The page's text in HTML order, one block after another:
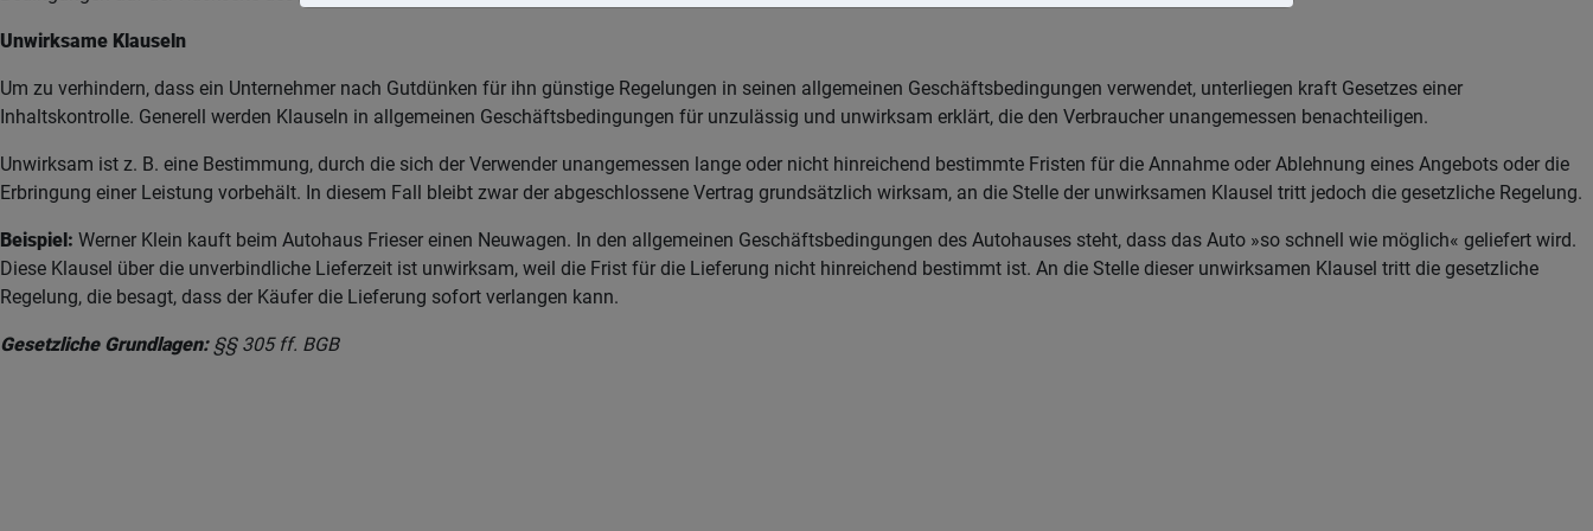
Unwirksame Klauseln
Um zu verhindern, dass ein Unternehmer nach Gutdünken für ihn günstige Regelungen in seinen allgemeinen Geschäftsbedingungen verwendet, unterliegen kraft Gesetzes einer
Inhaltskontrolle. Generell werden Klauseln in allgemeinen Geschäftsbedingungen für unzulässig und unwirksam erklärt, die den Verbraucher unangemessen benachteiligen.
Unwirksam ist z. B. eine Bestimmung, durch die sich der Verwender unangemessen lange oder nicht hinreichend bestimmte Fristen für die Annahme oder Ablehnung eines Angebots oder die
Erbringung einer Leistung vorbehält. In diesem Fall bleibt zwar der abgeschlossene Vertrag grundsätzlich wirksam, an die Stelle der unwirksamen Klausel tritt jedoch die gesetzliche Regelung.
Beispiel: Werner Klein kauft beim Autohaus Frieser einen Neuwagen. In den allgemeinen Geschäftsbedingungen des Autohauses steht, dass das Auto »so schnell wie möglich« geliefert wird.
Diese Klausel über die unverbindliche Lieferzeit ist unwirksam, weil die Frist für die Lieferung nicht hinreichend bestimmt ist. An die Stelle dieser unwirksamen Klausel tritt die gesetzliche
Regelung, die besagt, dass der Käufer die Lieferung sofort verlangen kann.
Gesetzliche Grundlagen:§§ 305 ff. BGB